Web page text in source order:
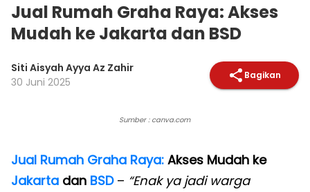
Jual Rumah Graha Raya: Akses
Mudah ke Jakarta dan BSD
Siti Aisyah Ayya Az Zahir
30 Juni 2025
Bagikan
Sumber : canva.com
Jual Rumah Graha Raya: Akses Mudah ke
Jakarta dan BSD– “Enak ya jadi warga